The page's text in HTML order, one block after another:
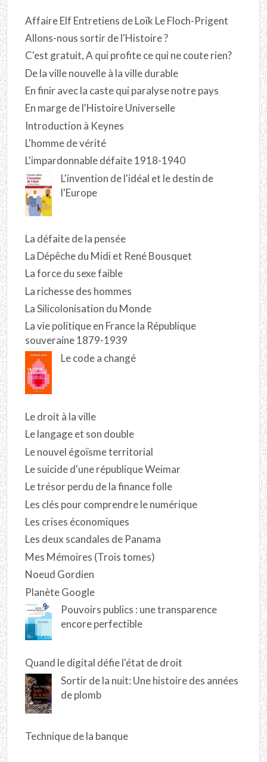
Affaire Elf Entretiens de Loïk Le Floch-Prigent
Allons-nous sortir de l'Histoire ?
C'est gratuit, A qui profite ce qui ne coute rien?
De la ville nouvelle à la ville durable
En finir avec la caste qui paralyse notre pays
En marge de l'Histoire Universelle
Introduction à Keynes
L'homme de vérité
L'impardonnable défaite 1918-1940
L'invention de l'idéal et le destin de
l'Europe
La défaite de la pensée
La Dépêche du Midi et René Bousquet
La force du sexe faible
La richesse des hommes
La Silicolonisation du Monde
La vie politique en France la République
souveraine 1879-1939
Le code a changé
Le droit à la ville
Le langage et son double
Le nouvel égoïsme territorial
Le suicide d'une république Weimar
Le trésor perdu de la finance folle
Les clés pour comprendre le numérique
Les crises économiques
Les deux scandales de Panama
Mes Mémoires (Trois tomes)
Noeud Gordien
Planète Google
Pouvoirs publics : une transparence
encore perfectible
Quand le digital défie l'état de droit
Sortir de la nuit: Une histoire des années
de plomb
Technique de la banque